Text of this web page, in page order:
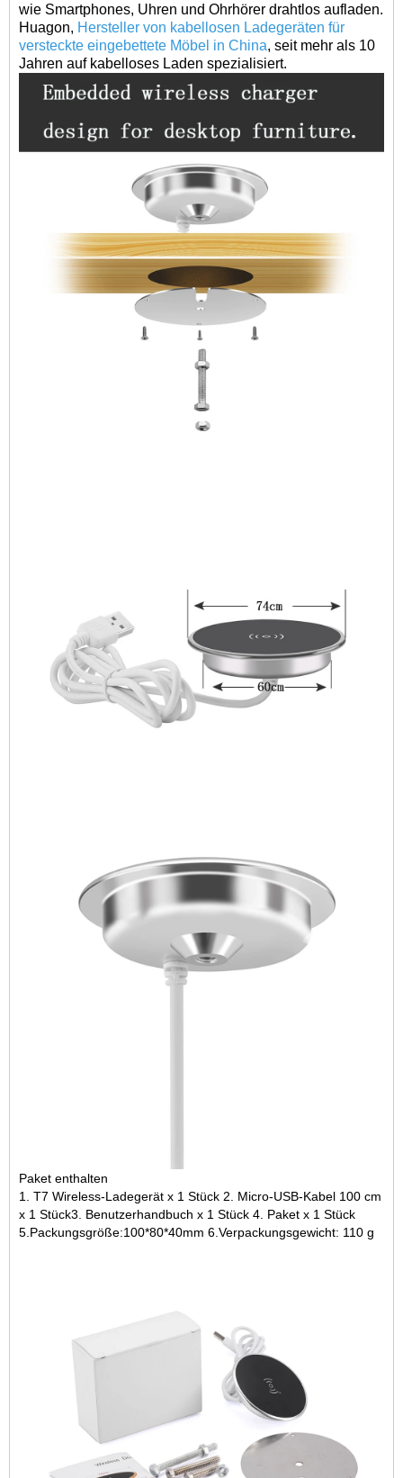
wie Smartphones, Uhren und Ohrhörer drahtlos aufladen.
Huagon, Hersteller von kabellosen Ladegeräten für
versteckte eingebettete Möbel in China, seit mehr als 10
Jahren auf kabelloses Laden spezialisiert.
Paket enthalten
1. T7 Wireless-Ladegerät x 1 Stück 2. Micro-USB-Kabel 100 cm
x 1 Stück3. Benutzerhandbuch x 1 Stück 4. Paket x 1 Stück
5. Packungsgröße:100*80*40mm 6. Verpackungsgewicht: 110 g